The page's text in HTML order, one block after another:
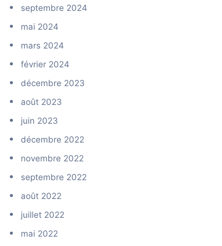
septembre 2024
mai 2024
mars 2024
février 2024
décembre 2023
août 2023
juin 2023
décembre 2022
novembre 2022
septembre 2022
août 2022
juillet 2022
mai 2022